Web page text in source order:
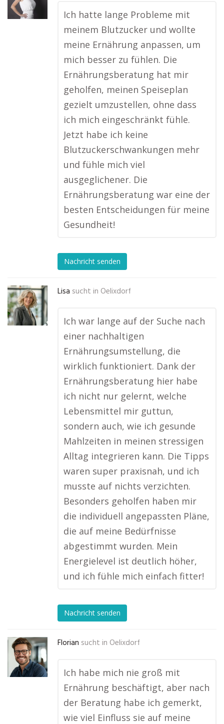
Ich hatte lange Probleme mit
meinem Blutzucker und wollte
meine Ernährung anpassen, um
mich besser zu fühlen. Die
Ernährungsberatung hat mir
geholfen, meinen Speiseplan
gezielt umzustellen, ohne dass
ich mich eingeschränkt fühle.
Jetzt habe ich keine
Blutzuckerschwankungen mehr
und fühle mich viel
ausgeglichener. Die
Ernährungsberatung war eine der
besten Entscheidungen für meine
Gesundheit!
Nachricht senden
Lisa sucht in Oelixdorf
Ich war lange auf der Suche nach
einer nachhaltigen
Ernährungsumstellung, die
wirklich funktioniert. Dank der
Ernährungsberatung hier habe
ich nicht nur gelernt, welche
Lebensmittel mir guttun,
sondern auch, wie ich gesunde
Mahlzeiten in meinen stressigen
Alltag integrieren kann. Die Tipps
waren super praxisnah, und ich
musste auf nichts verzichten.
Besonders geholfen haben mir
die individuell angepassten Pläne,
die auf meine Bedürfnisse
abgestimmt wurden. Mein
Energielevel ist deutlich höher,
und ich fühle mich einfach fitter!
Nachricht senden
Florian sucht in Oelixdorf
Ich habe mich nie groß mit
Ernährung beschäftigt, aber nach
der Beratung habe ich gemerkt,
wie viel Einfluss sie auf meine